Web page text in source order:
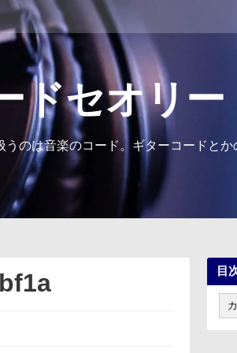
ドセオリー
のは音楽のコード。ギターコードとか
目
次